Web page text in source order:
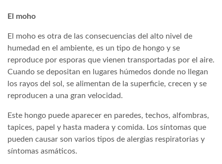
El moho
El moho es otra de las consecuencias del alto nivel de
humedad en el ambiente, es un tipo de hongo y se
reproduce por esporas que vienen transportadas por el aire.
Cuando se depositan en lugares húmedos donde no llegan
los rayos del sol, se alimentan de la superficie, crecen y se
reproducen a una gran velocidad.
Este hongo puede aparecer en paredes, techos, alfombras,
tapices, papel y hasta madera y comida. Los síntomas que
pueden causar son varios tipos de alergias respiratorias y
síntomas asmáticos.